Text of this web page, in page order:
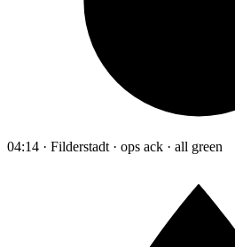
04:14 · Filderstadt · ops ack · all green